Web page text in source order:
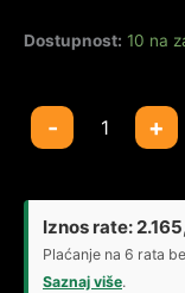
Dostupnost: 10 na
-
CPU
Cooler
quiet
Dark
Rock
PRO
+
Iznos rate:
Plaćanje na 6 rata
Saznaj više.